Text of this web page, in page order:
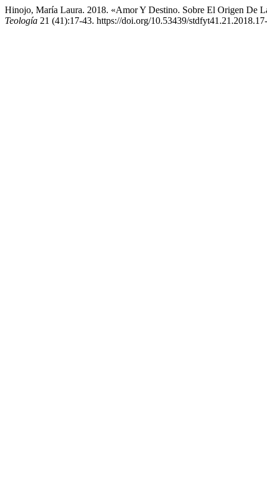
Hinojo, María Laura. 2018. «Amor Y Destino. Sobre El Origen De
Teología 21 (41):17-43. https://doi.org/10.53439/